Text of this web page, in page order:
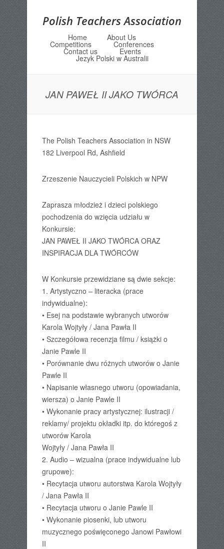
Polish Teachers Association
Skip to content
Home About Us
Competitions Conferences
Contact us Events
Jezyk Polski w Australii
JAN PAWEŁ II JAKO TWÓRCA
The Polish Teachers Association in NSW
182 Liverpool Rd, Ashfield
Zrzeszenie Nauczycieli Polskich w NPW
Zaprasza młodzież i dzieci polskiego
pochodzenia do wzięcia udziału w
Konkursie:
JAN PAWEŁ II JAKO TWÓRCA ORAZ
INSPIRACJA DLA TWÓRCÓW
W Konkursie przewidziane są dwie sekcje:
1. Artystyczno – literacka (prace
indywidualne):
• Esej na podstawie wybranych utworów
Karola Wojtyły / Jana Pawła II
• Szczegółowa recenzja filmu / książki o
Janie Pawle II
• Porównanie dwu różnych utworów o Janie
Pawle II
• Napisanie własnego utworu (opowiadania,
wiersza) o Janie Pawle II
• Wykonanie pracy artystycznej: ilustracji /
reklamy/ projektu okładki itp. do któregoś z
utworów Karola
Wojtyły / Jana Pawła II
2. Audio – wizualna (prace indywidualne lub
grupowe):
• Recytacja utworu autorstwa Karola Wojtyły
/ Jana Pawła II
• Recytacja utworu o Janie Pawle II
• Wykonanie piosenki, lub utworu
muzycznego poświęconego Janowi Pawłowi
II